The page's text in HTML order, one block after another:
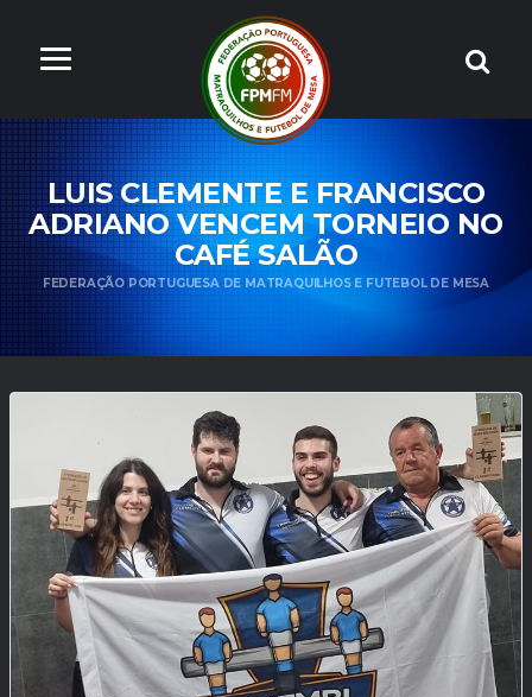
LUIS CLEMENTE E FRANCISCO
ADRIANO VENCEM TORNEIO NO
CAFÉ SALÃO
FEDERAÇÃO PORTUGUESA DE MATRAQUILHOS E FUTEBOL DE MESA